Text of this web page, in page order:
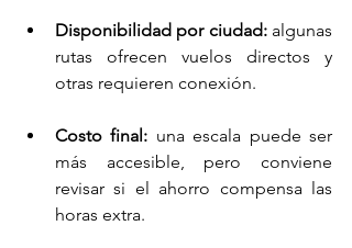
Disponibilidad por ciudad: algunas
rutas ofrecen vuelos directos y
otras requieren conexión.
Costo final: una escala puede ser
más accesible, pero conviene
revisar si el ahorro compensa las
horas extra.